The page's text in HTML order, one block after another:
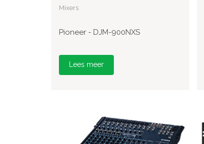
Mixers
Pioneer - DJM-900NXS
Lees meer